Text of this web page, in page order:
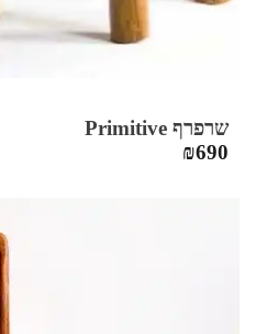
שרפרף Primitive
₪690